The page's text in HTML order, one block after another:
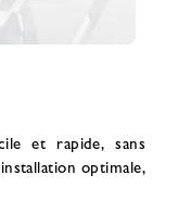
et rapide, sans
optimale,